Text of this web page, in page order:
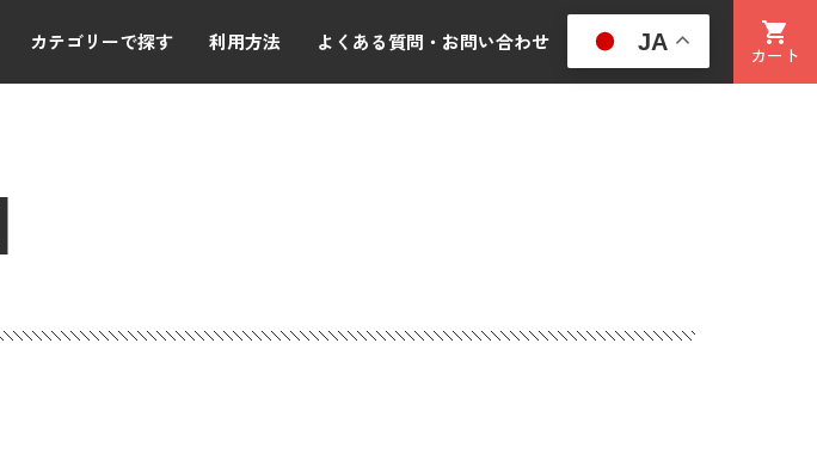
カテゴリーで探す 利用方法 よくある質問・お問い合わせ JA
カート